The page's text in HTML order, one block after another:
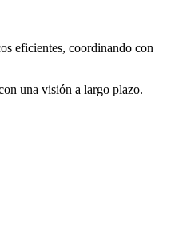
eficientes, coordinando con
una visión a largo plazo.